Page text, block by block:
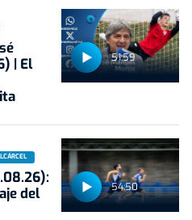
51:59
| El
54:50
del